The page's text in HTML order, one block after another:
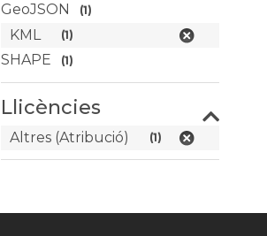
GeoJSON (1)
KML (1)
SHAPE (1)
Llicències
Altres (Atribució) (1)